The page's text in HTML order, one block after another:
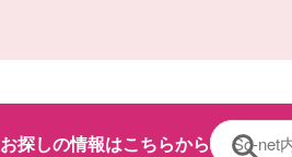
お探しの情報はこちらから